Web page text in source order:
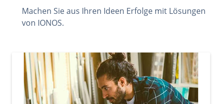
Machen Sie aus Ihren Ideen Erfolge mit Lösungen
von IONOS.